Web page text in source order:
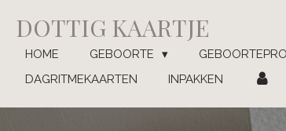
direct
naar
hoofdinhoud
DOTTIG KAARTJE
HOME GEBOORTE
DAGRITMEKAARTEN
INPAKKEN